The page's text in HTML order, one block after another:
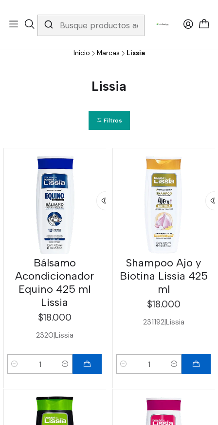
Whatsapp 3229079958/ Fijo 6019251796 / Envios a todo el país y
gratis apartir de 199.000!
Inicio Marcas Lissia
Lissia
Filtros
Bálsamo
Acondicionador
Equino 425 ml
Lissia
$18.000
2320|Lissia
Cantidad
Shampoo Ajo y
Biotina Lissia 425
ml
$18.000
231192|Lissia
Cantidad